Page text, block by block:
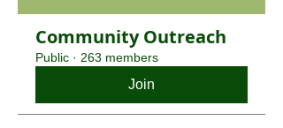
Community Outreach
Public · 263 members
Join